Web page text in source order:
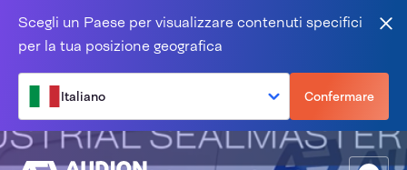
Scegli un Paese per visualizzare contenuti specifici
per la tua posizione geografica
Italiano Confermare